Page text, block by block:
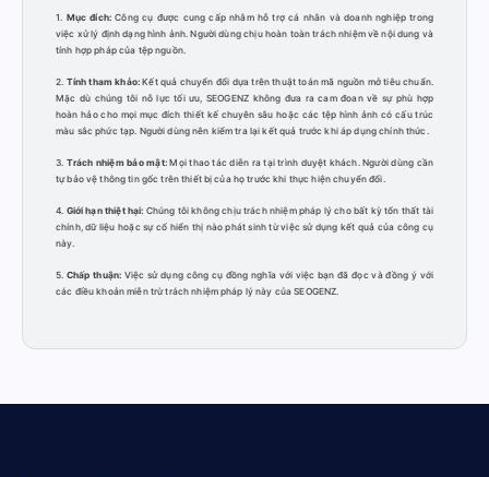
1. Mục đích: Công cụ được cung cấp nhằm hỗ trợ cá nhân và doanh nghiệp trong
việc xử lý định dạng hình ảnh. Người dùng chịu hoàn toàn trách nhiệm về nội dung và
tính hợp pháp của tệp nguồn.
2. Tính tham khảo: Kết quả chuyển đổi dựa trên thuật toán mã nguồn mở tiêu chuẩn.
Mặc dù chúng tôi nỗ lực tối ưu, SEOGENZ không đưa ra cam đoan về sự phù hợp
hoàn hảo cho mọi mục đích thiết kế chuyên sâu hoặc các tệp hình ảnh có cấu trúc
màu sắc phức tạp. Người dùng nên kiểm tra lại kết quả trước khi áp dụng chính thức.
3. Trách nhiệm bảo mật:Mọi thao tác diễn ra tại trình duyệt khách. Người dùng cần
tự bảo vệ thông tin gốc trên thiết bị của họ trước khi thực hiện chuyển đổi.
4. Giới hạn thiệt hại: Chúng tôi không chịu trách nhiệm pháp lý cho bất kỳ tổn thất tài
chính, dữ liệu hoặc sự cố hiển thị nào phát sinh từ việc sử dụng kết quả của công cụ
này.
5.Chấp thuận: Việc sử dụng công cụ đồng nghĩa với việc bạn đã đọc và đồng ý với
các điều khoản miễn trừ trách nhiệm pháp lý này của SEOGENZ.